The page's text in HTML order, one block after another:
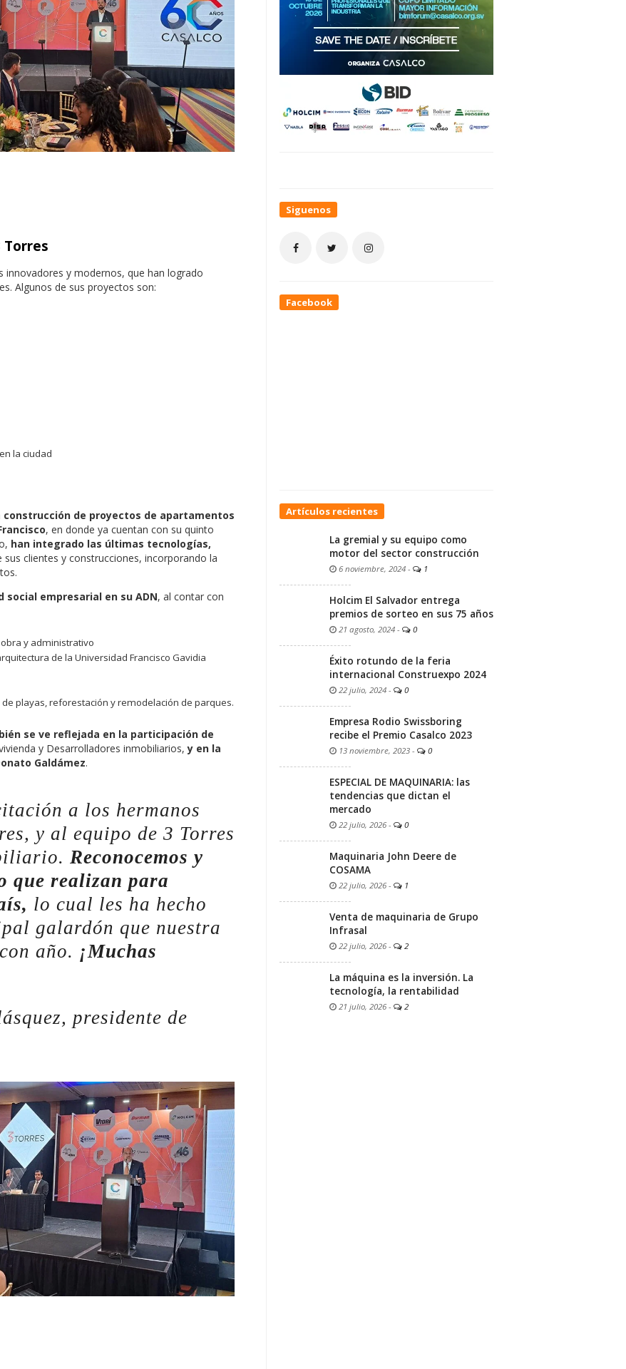
Torres
y modernos, que han logrado
Algunos de sus proyectos son:
la ciudad
construcción de proyectos de apartamentos
, en donde ya cuentan con su quinto
han integrado las últimas tecnologías,
clientes y construcciones, incorporando la
empresarial en su ADN, al contar con
y administrativo
de la Universidad Francisco Gavidia
playas, reforestación y remodelación de parques.
se ve reflejada en la participación de
y Desarrolladores inmobiliarios, y en la
Galdámez.
a los hermanos
y al equipo de 3 Torres
Reconocemos y
que realizan para
lo cual les ha hecho
galardón que nuestra
año. ¡Muchas
presidente de
Siguenos
Facebook
Artículos recientes
La gremial y su equipo como
motor del sector construcción
6 noviembre, 2024 - 1
Holcim El Salvador entrega
premios de sorteo en sus 75 años
21 agosto, 2024 - 0
Éxito rotundo de la feria
internacional Construexpo 2024
22 julio, 2024 - 0
Empresa Rodio Swissboring
recibe el Premio Casalco 2023
13 noviembre, 2023 - 0
ESPECIAL DE MAQUINARIA: las
tendencias que dictan el
mercado
22 julio, 2026 - 0
Maquinaria John Deere de
COSAMA
22 julio, 2026 - 1
Venta de maquinaria de Grupo
Infrasal
22 julio, 2026 - 2
La máquina es la inversión. La
tecnología, la rentabilidad
21 julio, 2026 - 2